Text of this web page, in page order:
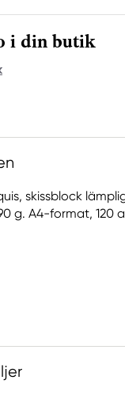
i din butik
skissblock
g. A4-format, 120